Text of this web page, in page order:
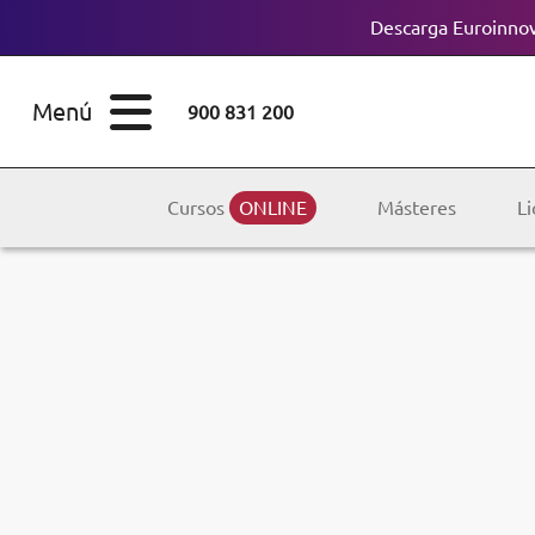
Descarga
Menú 900 831 200
ESTUDIOS
Licenciaturas
Doctorados
Cursos ONLINE Másteres